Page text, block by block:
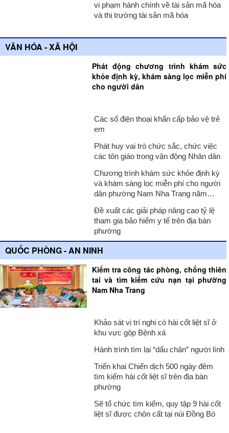
vi phạm hành chính về tài sản mã hóa
và thị trường tài sản mã hóa
VĂN HÓA - XÃ HỘI
Phát động chương trình khám sức
khỏe định kỳ, khám sàng lọc miễn phí
cho người dân
Các số điện thoại khẩn cấp bảo vệ trẻ
em
Phát huy vai trò chức sắc, chức việc
các tôn giáo trong vận động Nhân dân
Chương trình khám sức khỏe định kỳ
và khám sàng lọc miễn phí cho người
dân phường Nam Nha Trang năm
Đề xuất các giải pháp nâng cao tỷ lệ
tham gia bảo hiểm y tế trên địa bàn
phường
QUỐC PHÒNG - AN NINH
Kiểm tra công tác phòng, chống thiên
tai và tìm kiếm cứu nạn tại phường
Nam Nha Trang
Khảo sát vị trí nghi có hài cốt liệt sĩ ở
khu vực gộp Bệnh xá
Hành trình tìm lại “dấu chân” người lính
Triển khai Chiến dịch 500 ngày đêm
tìm kiếm hài cốt liệt sĩ trên địa bàn
phường
Sẽ tổ chức tìm kiếm, quy tập 9 hài cốt
liệt sĩ được chôn cất tại núi Đồng Bò